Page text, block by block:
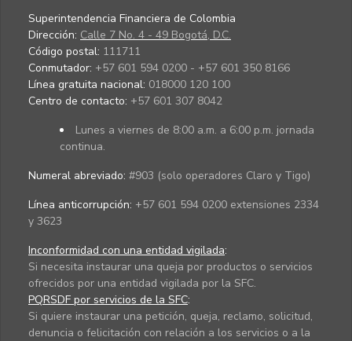
Superintendencia Financiera de Colombia
Dirección: Calle 7 No. 4 - 49 Bogotá, D.C.
Código postal: 111711
Conmutador: +57 601 594 0200 - +57 601 350 8166
Línea gratuita nacional: 018000 120 100
Centro de contacto: +57 601 307 8042
Lunes a viernes de 8:00 a.m. a 6:00 p.m. jornada
continua.
Numeral abreviado: #903 (solo operadores Claro y Tigo)
Línea anticorrupción: +57 601 594 0200 extensiones 2334
y 3623
Inconformidad con una entidad vigilada:
Si necesita instaurar una queja por productos o servicios
ofrecidos por una entidad vigilada por la SFC.
PQRSDF por servicios de la SFC:
Si quiere instaurar una petición, queja, reclamo, solicitud,
denuncia o felicitación con relación a los servicios o a la